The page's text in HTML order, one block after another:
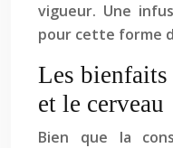
vigueur. Une
pour cette forme
Les
et le cerveau
Bien que la